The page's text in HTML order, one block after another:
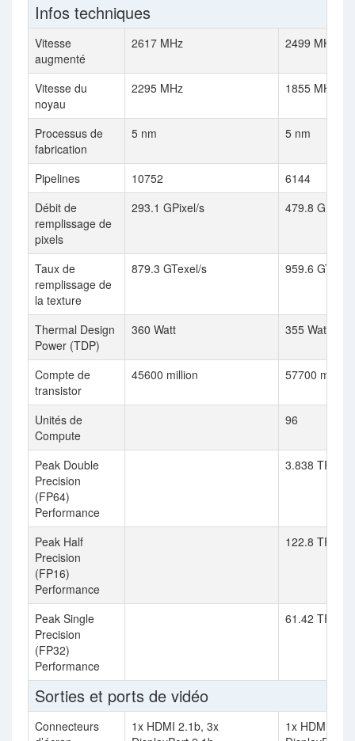
Infos techniques
Vitesse
augmenté
2617 MHz 2499 MHz
Vitesse du
noyau
2295 MHz 1855 MHz
Processus de
fabrication
5 nm 5 nm
Pipelines 10752
6144
Débit de
remplissage de
pixels
293.1 GPixel/s 479.8
Taux de
remplissage de
la texture
879.3 GTexel/s 959.6
Thermal Design
Power (TDP)
360 Watt 355 Watt
Compte de
transistor
45600 million 57700 million
Unités de
Compute
96
Peak Double
Precision
(FP64)
Performance
3.838
Peak Half
Precision
(FP16)
Performance
122.8
Peak Single
Precision
(FP32)
Performance
61.42
Sorties et ports de vidéo
Connecteurs
1x HDMI 2.1b, 3x
1x HDMI